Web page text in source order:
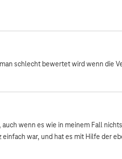
schlecht bewertet wird wenn die
wenn es wie in meinem Fall
einfach war, und hat es mit Hilfe der